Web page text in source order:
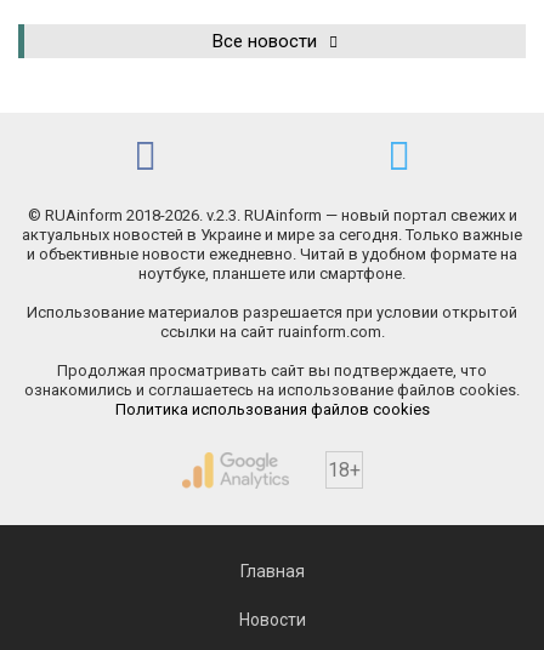
Все новости
© RUAinform 2018-2026. v.2.3. RUAinform — новый портал свежих и
актуальных новостей в Украине и мире за сегодня. Только важные
и объективные новости ежедневно. Читай в удобном формате на
ноутбуке, планшете или смартфоне.
Использование материалов разрешается при условии открытой
ссылки на сайт ruainform.com.
Продолжая просматривать сайт вы подтверждаете, что
ознакомились и соглашаетесь на использование файлов cookies.
Политика использования файлов cookies
18+
Главная
Новости